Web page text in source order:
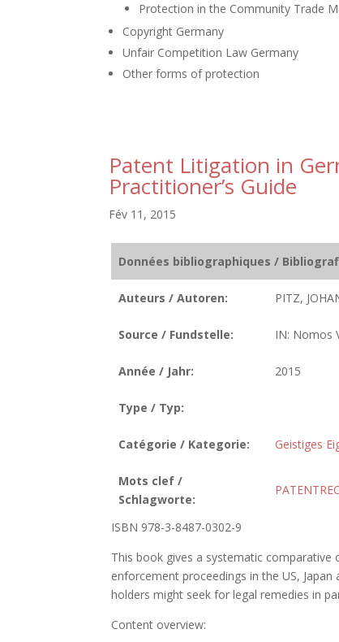
Protection in the Community Trade
Copyright Germany
Unfair Competition Law Germany
Other forms of protection
Patent Litigation in
Practitioner’s Guide
Fév 11, 2015
Données bibliographiques /
Auteurs / Autoren: PITZ,
Source / Fundstelle: IN: Nomos
Année / Jahr: 2015
Type / Typ:
Catégorie / Kategorie: Geistiges
Mots clef /
Schlagworte:
ISBN 978-3-8487-0302-9
This book gives a systematic
enforcement proceedings in the US,
holders might seek for legal remedies in
Content overview: